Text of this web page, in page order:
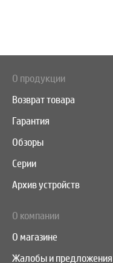
О продукции
Возврат товара
Гарантия
Обзоры
Серии
Архив устройств
О компании
О магазине
Жалобы и предложения